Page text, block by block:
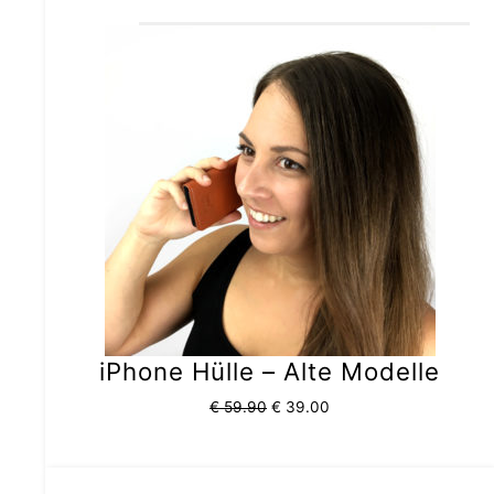
iPhone Hülle – Alte Modelle
€59.90 € 39.00